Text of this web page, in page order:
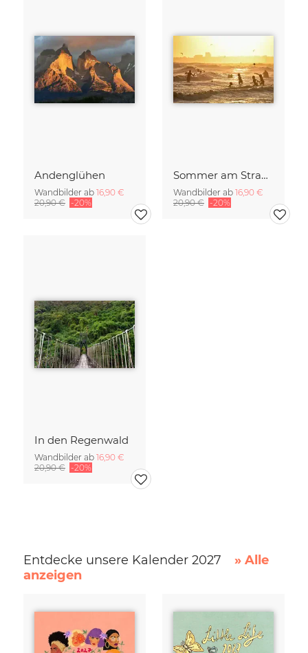
Andenglühen
Wandbilder ab 16,90 €
20,90 € -20%
Sommer am Strand
Wandbilder ab 16,90 €
20,90 € -20%
In den Regenwald
Wandbilder ab 16,90 €
20,90 € -20%
Entdecke unsere Kalender 2027
» Alle
anzeigen